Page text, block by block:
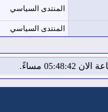
المنتدى السياسي
المنتدى السياسي